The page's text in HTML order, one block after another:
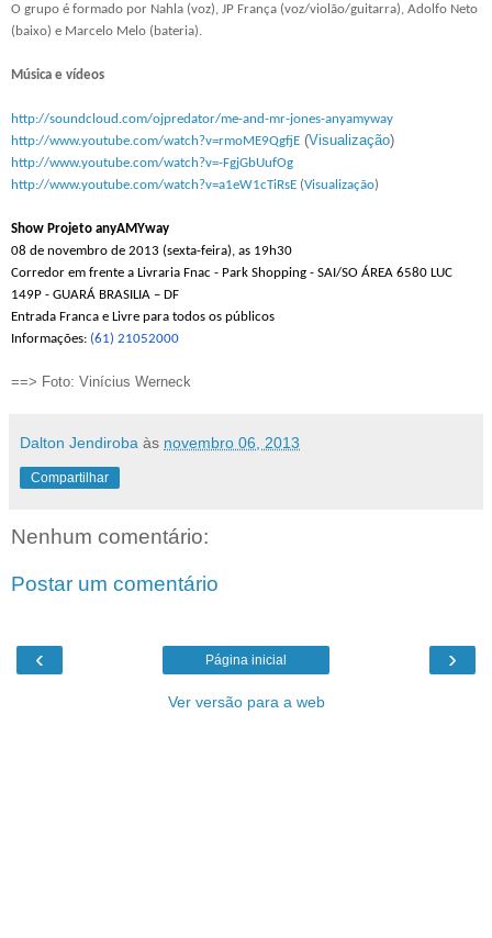
O grupo é formado por Nahla (voz), JP França (voz/violão/guitarra), Adolfo Neto
(baixo) e Marcelo Melo (bateria).
Música e vídeos
http://soundcloud.com/ojpredator/me-and-mr-jones-anyamyway
http://www.youtube.com/watch?v=rmoME9QgfjE (Visualização)
http://www.youtube.com/watch?v=-FgjGbUufOg
http://www.youtube.com/watch?v=a1eW1cTiRsE (Visualização)
Show Projeto anyAMYway
08 de novembro de 2013 (sexta-feira), as 19h30
Corredor em frente a Livraria Fnac - Park Shopping - SAI/SO ÁREA 6580 LUC
149P - GUARÁ BRASILIA – DF
Entrada Franca e Livre para todos os públicos
Informações: (61) 21052000
==> Foto: Vinícius Werneck
Dalton Jendiroba às novembro 06, 2013
Compartilhar
Nenhum comentário:
Postar um comentário
‹ ›
Página inicial
Ver versão para a web